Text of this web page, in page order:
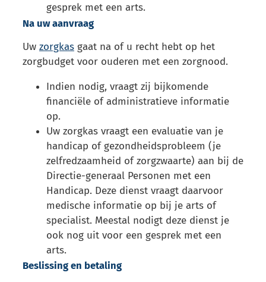
gesprek met een arts.
Na uw aanvraag
Uw zorgkas gaat na of u recht hebt op het
zorgbudget voor ouderen met een zorgnood.
Indien nodig, vraagt zij bijkomende
financiële of administratieve informatie
op.
Uw zorgkas vraagt een evaluatie van je
handicap of gezondheidsprobleem (je
zelfredzaamheid of zorgzwaarte) aan bij de
Directie-generaal Personen met een
Handicap. Deze dienst vraagt daarvoor
medische informatie op bij je arts of
specialist. Meestal nodigt deze dienst je
ook nog uit voor een gesprek met een
arts.
Beslissing en betaling